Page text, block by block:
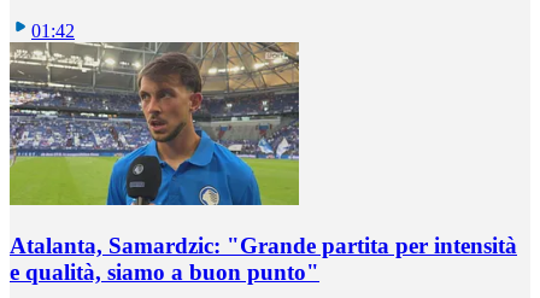
01:42
Atalanta, Samardzic: "Grande partita per intensità
e qualità, siamo a buon punto"